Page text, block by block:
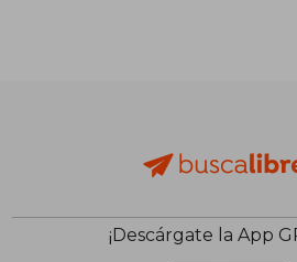
¡Descárgate la App